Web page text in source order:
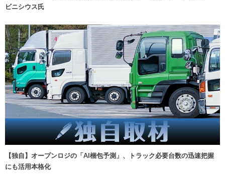
ビニシウス氏
【独自】オープンロジの「AI梱包予測」、トラック必要台数の迅速把握
にも活用本格化